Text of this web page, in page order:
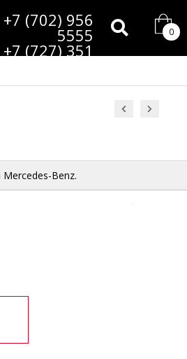
+7 (702) 956
5555
+7 (727) 351
Benz.
0